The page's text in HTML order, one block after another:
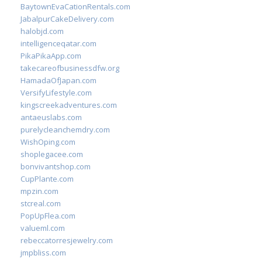
BaytownEvaCationRentals.com
JabalpurCakeDelivery.com
halobjd.com
intelligenceqatar.com
PikaPikaApp.com
takecareofbusinessdfw.org
HamadaOfJapan.com
VersifyLifestyle.com
kingscreekadventures.com
antaeuslabs.com
purelycleanchemdry.com
WishOping.com
shoplegacee.com
bonvivantshop.com
CupPlante.com
mpzin.com
stcreal.com
PopUpFlea.com
valueml.com
rebeccatorresjewelry.com
jmpbliss.com